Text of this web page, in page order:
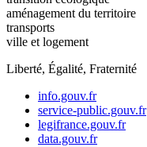
aménagement du territoire
transports
ville et logement
Liberté, Égalité, Fraternité
info.gouv.fr
service-public.gouv.fr
legifrance.gouv.fr
data.gouv.fr